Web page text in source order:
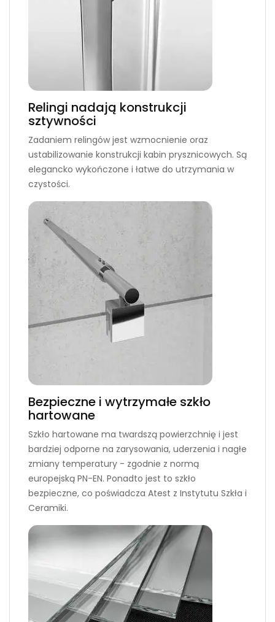
Relingi nadają konstrukcji
sztywności
Zadaniem relingów jest wzmocnienie oraz
ustabilizowanie konstrukcji kabin prysznicowych. Są
elegancko wykończone i łatwe do utrzymania w
czystości.
Bezpieczne i wytrzymałe szkło
hartowane
Szkło hartowane ma twardszą powierzchnię i jest
bardziej odporne na zarysowania, uderzenia i nagłe
zmiany temperatury - zgodnie z normą
europejską PN-EN. Ponadto jest to szkło
bezpieczne, co poświadcza Atest z Instytutu Szkła i
Ceramiki.